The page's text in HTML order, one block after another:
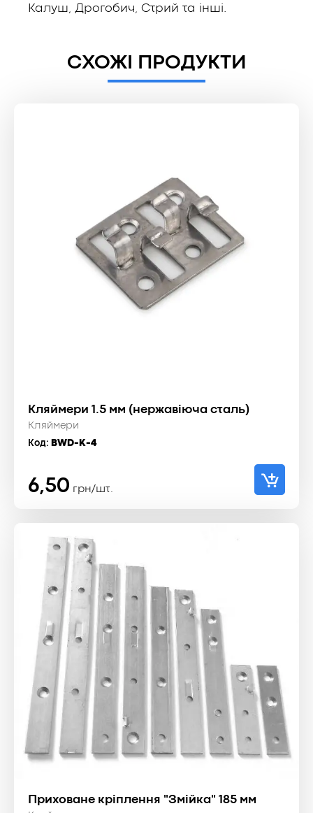
Калуш, Дрогобич, Стрий та інші.
СХОЖІ ПРОДУКТИ
Кляймери 1.5 мм (нержавіюча сталь)
Кляймери
Код: BWD-K-4
6,50 грн/шт.
Приховане кріплення "Змійка" 185 мм